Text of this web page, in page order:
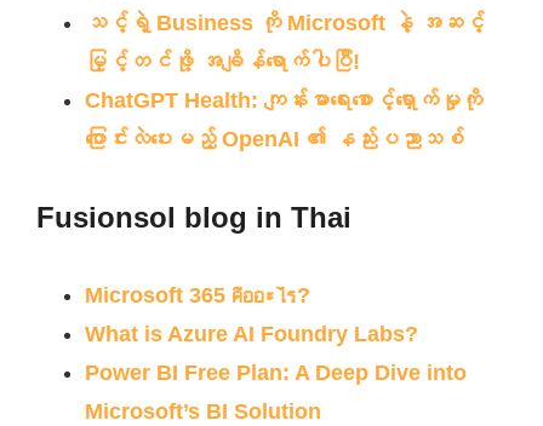
သင့်ရဲ့ Business ကို Microsoft နဲ့ အဆင့်
မြှင့်တင်ဖို့ အချိန်ရောက်ပါပြီ!
ChatGPT Health: ကျန်းမာရေးစောင့်ရှောက်မှုကို
ပြောင်းလဲပေးမည့် OpenAI ၏ နည်းပညာသစ်
Fusionsol blog in Thai
Microsoft 365 คืออะไร?
What is Azure AI Foundry Labs?
Power BI Free Plan: A Deep Dive into
Microsoft’s BI Solution